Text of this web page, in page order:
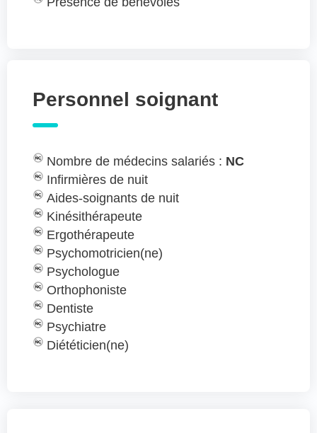
Personnel soignant
Nombre de médecins salariés : NC
Infirmières de nuit
Aides-soignants de nuit
Kinésithérapeute
Ergothérapeute
Psychomotricien(ne)
Psychologue
Orthophoniste
Dentiste
Psychiatre
Diététicien(ne)